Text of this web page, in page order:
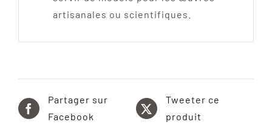
artisanales ou scientifiques.
Partager sur
Facebook
Tweeter ce
produit